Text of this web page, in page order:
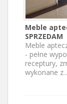
Meble
SPRZEDAM
Meble
- pełne
receptury,
wykonane